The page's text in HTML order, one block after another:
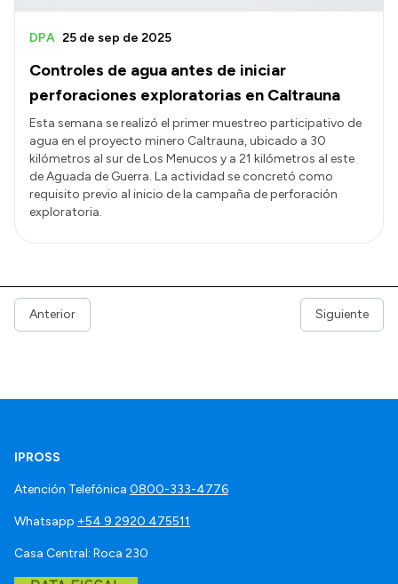
Controles de agua antes de iniciar
perforaciones exploratorias en Caltrauna
DPA 25 de sep de 2025
Esta semana se realizó el primer muestreo participativo de
agua en el proyecto minero Caltrauna, ubicado a 30
kilómetros al sur de Los Menucos y a 21 kilómetros al este
de Aguada de Guerra. La actividad se concretó como
requisito previo al inicio de la campaña de perforación
exploratoria.
Anterior Siguiente
IPROSS
Atención Telefónica 0800-333-4776
Whatsapp +54 9 2920 475511
Casa Central: Roca 230